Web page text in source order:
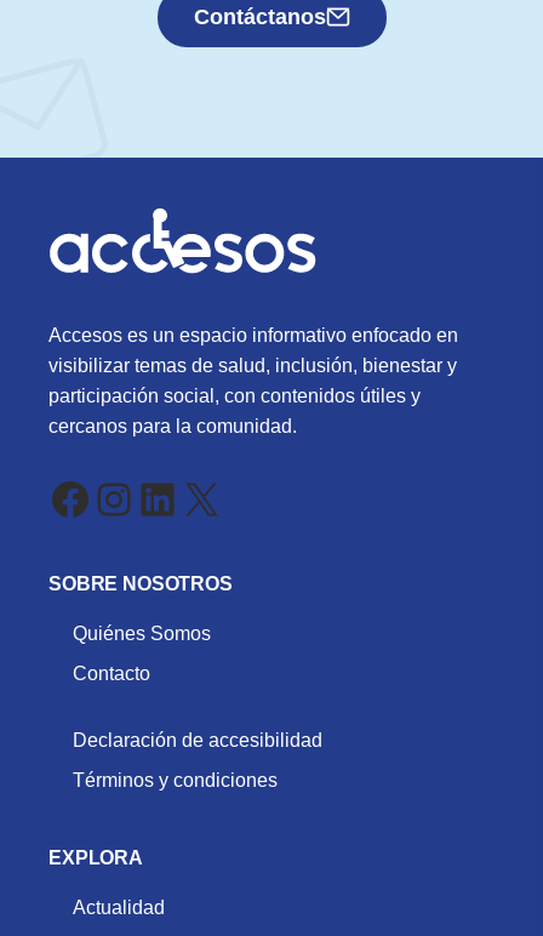
Contáctanos
Accesos es un espacio informativo enfocado en
visibilizar temas de salud, inclusión, bienestar y
participación social, con contenidos útiles y
cercanos para la comunidad.
Facebook
Instagram
LinkedIn
X
SOBRE NOSOTROS
Quiénes Somos
Contacto
Declaración de accesibilidad
Términos y condiciones
EXPLORA
Actualidad